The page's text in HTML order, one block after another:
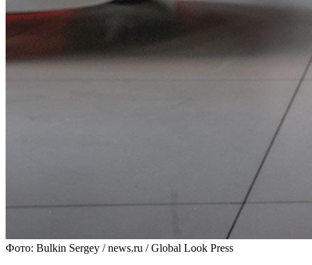
Фото: Bulkin Sergey / news.ru / Global Look Press